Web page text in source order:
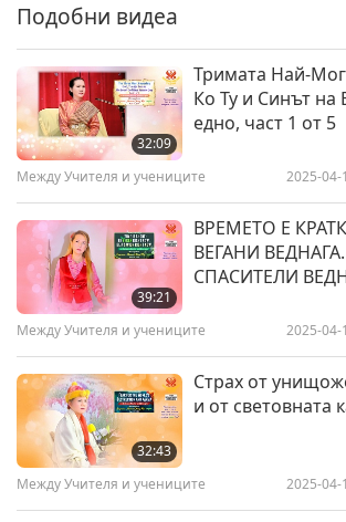
Подобни видеа
32:09
Тримата Най-
Ко Ту и Синът на
едно, част 1 от 5
Между Учителя и учениците 2025-04-
39:21
ВРЕМЕТО Е
ВЕГАНИ
СПАСИТЕЛИ
Между Учителя и учениците 2025-04-
32:43
Страх от
и от световната
Между Учителя и учениците 2025-04-